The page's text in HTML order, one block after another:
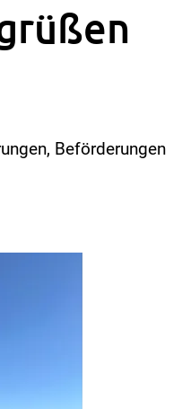
Beförderungen